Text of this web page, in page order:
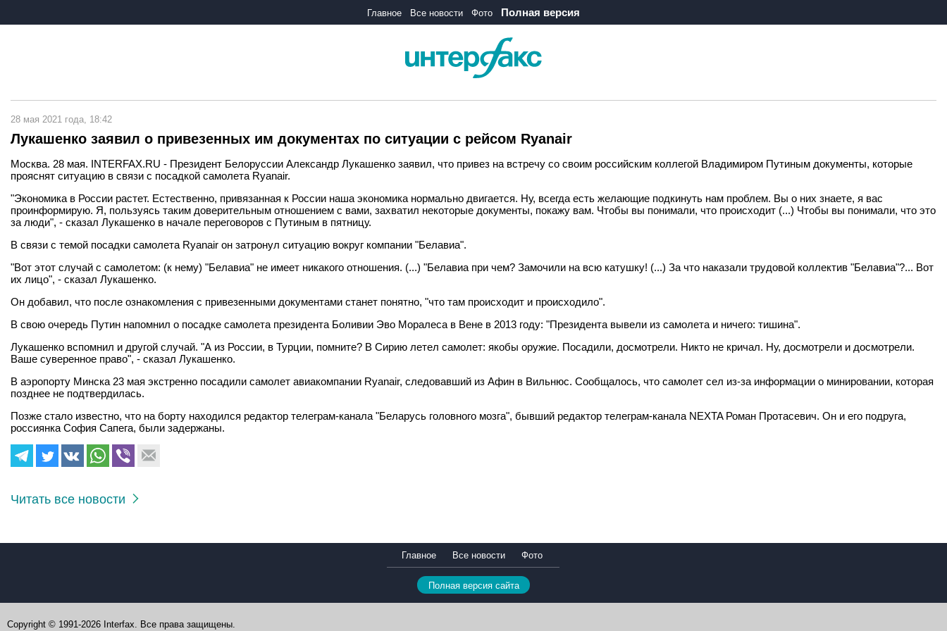
Главное Все новости Фото Полная версия
28 мая 2021 года, 18:42
Лукашенко заявил о привезенных им документах по ситуации с рейсом Ryanair
Москва. 28 мая. INTERFAX.RU - Президент Белоруссии Александр Лукашенко заявил, что привез на встречу со своим российским коллегой Владимиром Путиным документы, которые
прояснят ситуацию в связи с посадкой самолета Ryanair.
"Экономика в России растет. Естественно, привязанная к России наша экономика нормально двигается. Ну, всегда есть желающие подкинуть нам проблем. Вы о них знаете, я вас
проинформирую. Я, пользуясь таким доверительным отношением с вами, захватил некоторые документы, покажу вам. Чтобы вы понимали, что происходит (...) Чтобы вы понимали, что это
за люди", - сказал Лукашенко в начале переговоров с Путиным в пятницу.
В связи с темой посадки самолета Ryanair он затронул ситуацию вокруг компании "Белавиа".
"Вот этот случай с самолетом: (к нему) "Белавиа" не имеет никакого отношения. (...) "Белавиа при чем? Замочили на всю катушку! (...) За что наказали трудовой коллектив "Белавиа"?... Вот
их лицо", - сказал Лукашенко.
Он добавил, что после ознакомления с привезенными документами станет понятно, "что там происходит и происходило".
В свою очередь Путин напомнил о посадке самолета президента Боливии Эво Моралеса в Вене в 2013 году: "Президента вывели из самолета и ничего: тишина".
Лукашенко вспомнил и другой случай. "А из России, в Турции, помните? В Сирию летел самолет: якобы оружие. Посадили, досмотрели. Никто не кричал. Ну, досмотрели и досмотрели.
Ваше суверенное право", - сказал Лукашенко.
В аэропорту Минска 23 мая экстренно посадили самолет авиакомпании Ryanair, следовавший из Афин в Вильнюс. Сообщалось, что самолет сел из-за информации о минировании, которая
позднее не подтвердилась.
Позже стало известно, что на борту находился редактор телеграм-канала "Беларусь головного мозга", бывший редактор телеграм-канала NEXTA Роман Протасевич. Он и его подруга,
россиянка София Сапега, были задержаны.
Читать все новости
Главное Все новости Фото
Полная версия сайта
Copyright © 1991-2026 Interfax. Все права защищены.